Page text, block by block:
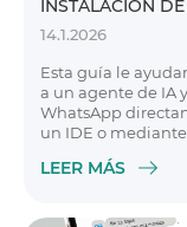
INSTALACIÓN
14.1.2026
Esta guía le
a un agente de IA
WhatsApp
un IDE o
LEER MÁS